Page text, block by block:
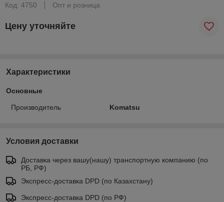
Код: 4750
Опт и розница
Цену уточняйте
Характеристики
Основные
Производитель Komatsu
Условия доставки
Доставка через вашу(нашу) транспортную компанию (по
РБ, РФ)
Экспресс-доставка DPD (по Казахстану)
Экспресс-доставка DPD (по РФ)